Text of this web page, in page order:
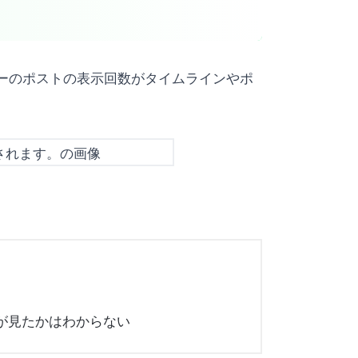
のポストの表示回数がタイムラインやポ
見たかはわからない